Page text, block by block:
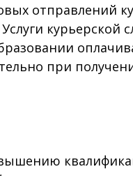
отправлений
курьерской
при